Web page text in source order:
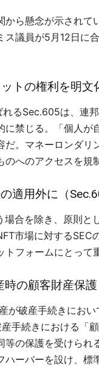
から懸念が示され
ス議員が5月12日に
トの権利を明文
るSec.605は、連
に禁じる。「個人
だ。マネーロンダ
へのアクセスを規
適用外に（
合を除き、原則と
市場に対するSEC
フォームにとって
の顧客財産保護
が破産手続きにお
手続きにおける「
等の保護を受けら
ハーバーを設け、